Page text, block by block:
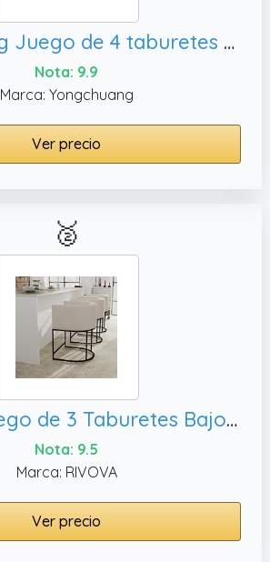
Yongchuang Juego de 4 taburetes de bar de 26 pulgadas de altura de encimera de cocina con asiento de madera, color negro mate
Nota: 9.9
Marca: Yongchuang
Ver precio
🥈
RIVOVA Juego de 3 Taburetes Bajos, Taburetes de Cocina con Base de Metal Negro Atornillada
Nota: 9.5
Marca: RIVOVA
Ver precio